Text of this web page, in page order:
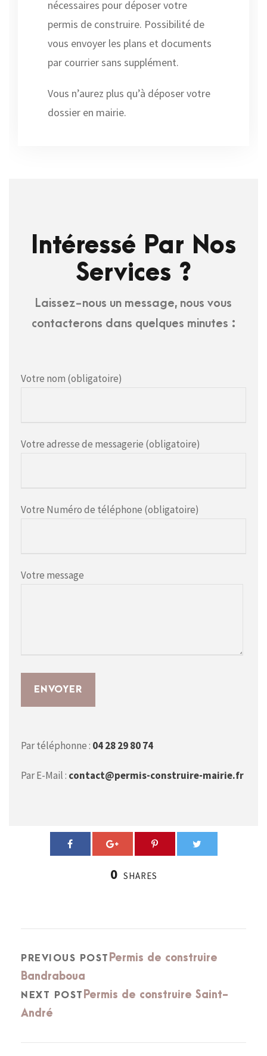
nécessaires pour déposer votre
permis de construire. Possibilité de
vous envoyer les plans et documents
par courrier sans supplément.
Vous n’aurez plus qu’à déposer votre
dossier en mairie.
Intéressé Par Nos
Services ?
Laissez-nous un message, nous vous
contacterons dans quelques minutes :
Votre nom (obligatoire)
Votre adresse de messagerie (obligatoire)
Votre Numéro de téléphone (obligatoire)
Votre message
Par téléphonne : 04 28 29 80 74
Par E-Mail : contact@permis-construire-mairie.fr
0 SHARES
PREVIOUS POST Permis de construire
Bandraboua
NEXT POST Permis de construire Saint-
André